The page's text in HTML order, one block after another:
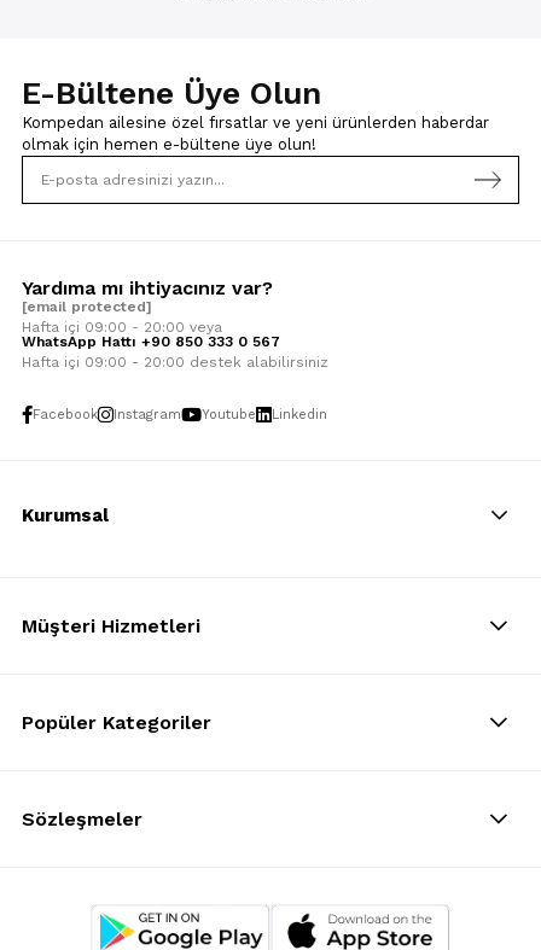
E-Bültene Üye Olun
Kompedan ailesine özel fırsatlar ve yeni ürünlerden haberdar
olmak için hemen e-bültene üye olun!
Yardıma mı ihtiyacınız var?
[email protected]
Hafta içi 09:00 - 20:00 veya
WhatsApp Hattı +90 850 333 0 567
Hafta içi 09:00 - 20:00 destek alabilirsiniz
Facebook Instagram Youtube Linkedin
Kurumsal
Müşteri Hizmetleri
Popüler Kategoriler
Sözleşmeler